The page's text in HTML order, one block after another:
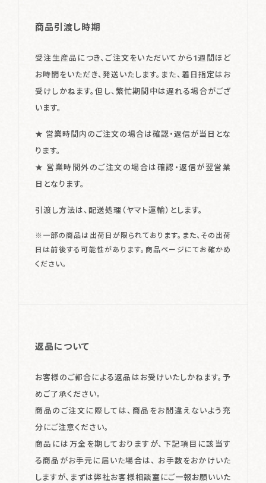
商品引渡し時期
受注生産品につき、ご注文をいただいてから1週間ほど
お時間をいただき、発送いたします。また、着日指定はお
受けしかねます。但し、繁忙期間中は遅れる場合がござ
います。
★ 営業時間内のご注文の場合は確認・返信が当日とな
ります。
★ 営業時間外のご注文の場合は確認・返信が翌営業
日となります。
引渡し方法は、配送処理（ヤマト運輸）とします。
※一部の商品は出荷日が限られております。また、その出荷
日は前後する可能性があります。 商品ページにてお確かめ
ください。
返品について
お客様のご都合による返品はお受けいたしかねます。予
めご了承ください。
商品のご注文に際しては、商品をお間違えないよう充
分にご注意ください。
商品には万全を期しておりますが、下記項目に該当す
る商品がお手元に届いた場合は、 お手数をおかけいた
しますが、まずは弊社お客様相談室にご一報お願いいた